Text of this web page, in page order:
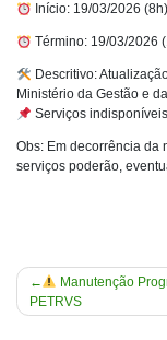
Início: 19/03/2026 (8h)
Término: 19/03/2026
Descritivo:
Ministério da Gestão e
Serviços
Obs: Em decorrência da
serviços poderão,
Navegação
de
Manutenção
PETRVS